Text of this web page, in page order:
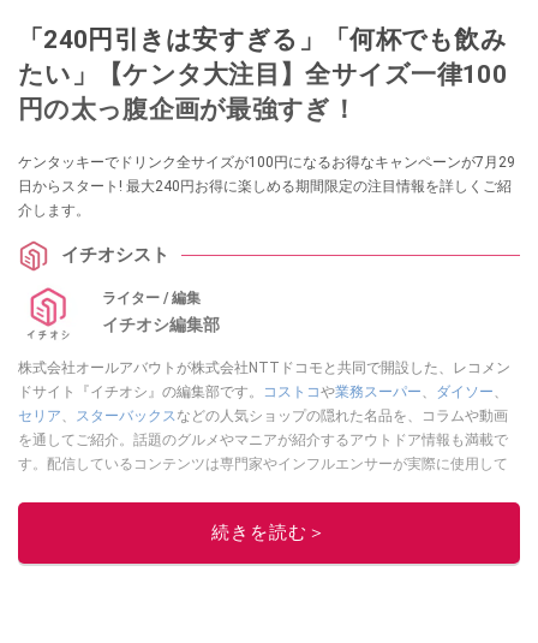
「240円引きは安すぎる」「何杯でも飲み
たい」【ケンタ大注目】全サイズ一律100
円の太っ腹企画が最強すぎ！
ケンタッキーでドリンク全サイズが100円になるお得なキャンペーンが7月29
日からスタート! 最大240円お得に楽しめる期間限定の注目情報を詳しくご紹
介します。
イチオシスト
ライター / 編集
イチオシ編集部
株式会社オールアバウトが株式会社NTTドコモと共同で開設した、レコメン
ドサイト『イチオシ』の編集部です。
コストコや業務スーパー ダイソー
セリア
スターバックス などの人気ショップの隠れた名品を、コラムや動画
を通してご紹介。話題のグルメやマニアが紹介するアウトドア情報も満載で
す。配信しているコンテンツは専門家やインフルエンサーが実際に使用して
ニュースでフォロー
続きを読む＞